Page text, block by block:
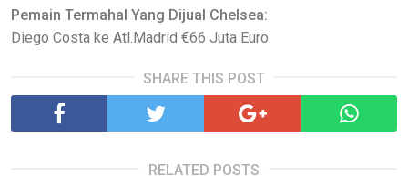
Pemain Termahal Yang Dijual Chelsea:
Diego Costa ke Atl.Madrid €66 Juta Euro
SHARE THIS POST
RELATED POSTS